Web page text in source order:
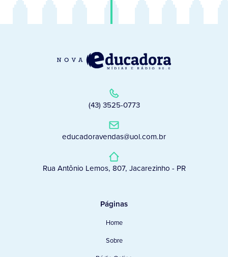
(43) 3525-0773
educadoravendas@uol.com.br
Rua Antônio Lemos, 807, Jacarezinho - PR
Páginas
Home
Sobre